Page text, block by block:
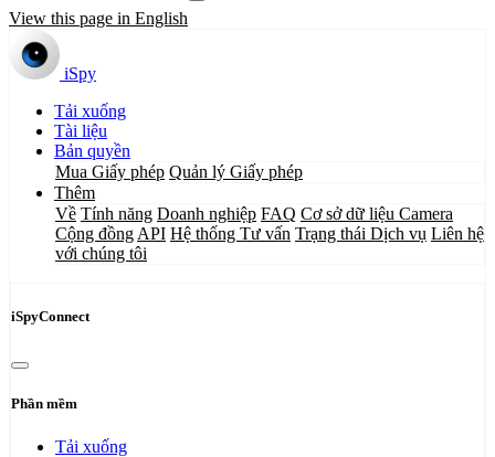
View this page in English
iSpy
Tải xuống
Tài liệu
Bản quyền
Mua Giấy phép Quản lý Giấy phép
Thêm
Về Tính năng Doanh nghiệp FAQ Cơ sở dữ liệu Camera
Cộng đồng API Hệ thống Tư vấn Trạng thái Dịch vụ Liên hệ
với chúng tôi
iSpyConnect
Phần mềm
Tải xuống